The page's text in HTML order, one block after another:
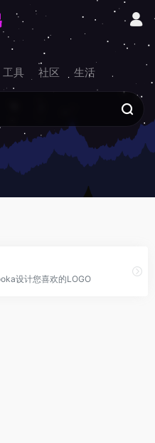
工具 社区 生活
设计您喜欢的LOGO